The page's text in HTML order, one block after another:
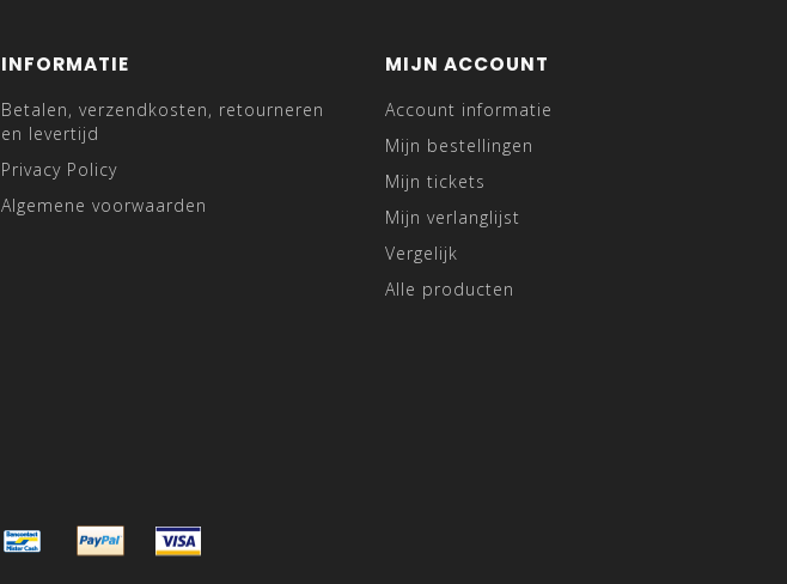
INFORMATIE
Betalen, verzendkosten, retourneren
en levertijd
Privacy Policy
Algemene voorwaarden
MIJN ACCOUNT
Account informatie
Mijn bestellingen
Mijn tickets
Mijn verlanglijst
Vergelijk
Alle producten